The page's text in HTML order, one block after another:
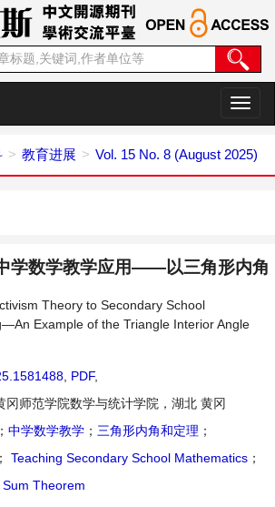
切
换
航
教育进展 Vol. 15 No. 8 (August 2025)
学数学教学应用——以三角形内角
Theory to Secondary School
Example of the Triangle Interior Angle
PDF,
冈师范学院数学与统计学院，湖北 黄冈
； 中学数学教学 ； 三角形内角和定理 ；
； Teaching Secondary School Mathematics ；
Theorem